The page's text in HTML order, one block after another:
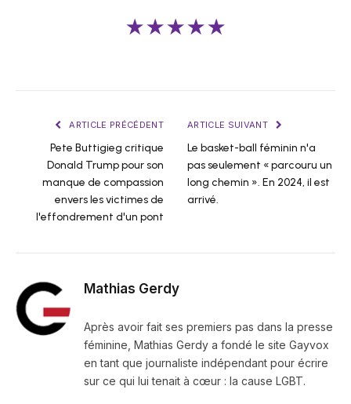
★★★★★
ARTICLE PRÉCÉDENT
Pete Buttigieg critique
Donald Trump pour son
manque de compassion
envers les victimes de
l'effondrement d'un pont
ARTICLE SUIVANT
Le basket-ball féminin n'a
pas seulement « parcouru un
long chemin ». En 2024, il est
arrivé.
Mathias Gerdy
Après avoir fait ses premiers pas dans la presse
féminine, Mathias Gerdy a fondé le site Gayvox
en tant que journaliste indépendant pour écrire
sur ce qui lui tenait à cœur : la cause LGBT.